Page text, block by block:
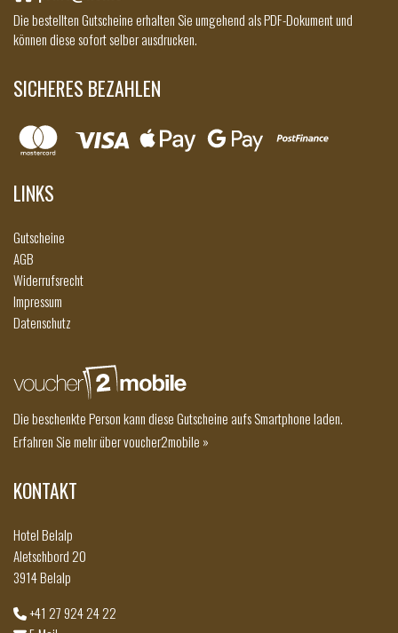
Die bestellten Gutscheine erhalten Sie umgehend als PDF-Dokument und
können diese sofort selber ausdrucken.
SICHERES BEZAHLEN
LINKS
Gutscheine
AGB
Widerrufsrecht
Impressum
Datenschutz
Die beschenkte Person kann diese Gutscheine aufs Smartphone laden.
Erfahren Sie mehr über voucher2mobile »
KONTAKT
Hotel Belalp
Aletschbord 20
3914 Belalp
+41 27 924 24 22